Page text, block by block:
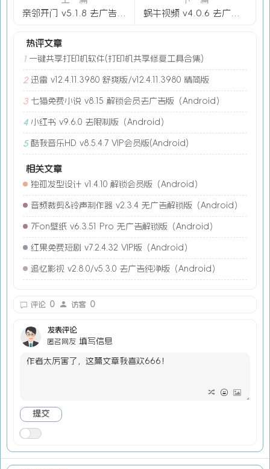
热评文章
1 一键共享打印机软件(打印机共享修复工具合集)
2 迅雷 v12.4.11.3980 舒爽版/v12.4.11.3980 精简版
3 七猫免费小说 v8.15 解锁会员去广告版（Android）
4 小红书 v9.6.0 去限制版（Android）
5 酷我音乐HD v8.5.4.7 VIP会员版(Android)
相关文章
独孤发型设计 v1.4.10 解锁会员版（Android）
音频裁剪&铃声制作器 v2.3.4 无广告解锁版（Android）
7Fon壁纸 v6.3.51 Pro 无广告解锁版（Android）
红果免费短剧 v7.2.4.32 VIP版（Android）
追忆影视 v2.8.0/v5.3.0 去广告纯净版（Android）
评论 0 访客 0
发表评论
匿名网友 填写信息